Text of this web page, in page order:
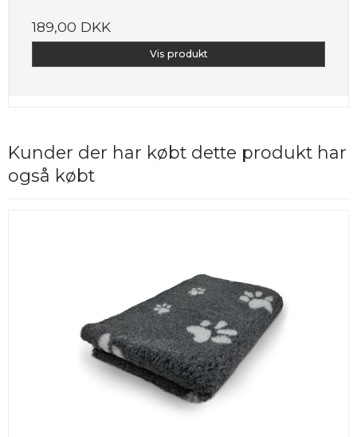
189,00 DKK
Vis produkt
Kunder der har købt dette produkt har
også købt